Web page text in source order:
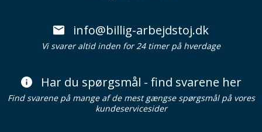
info@billig-arbejdstoj.dk
Vi svarer altid inden for 24 timer på hverdage
Har du spørgsmål - find svarene her
Find svarene på mange af de mest gængse spørgsmål på vores
kundeservicesider